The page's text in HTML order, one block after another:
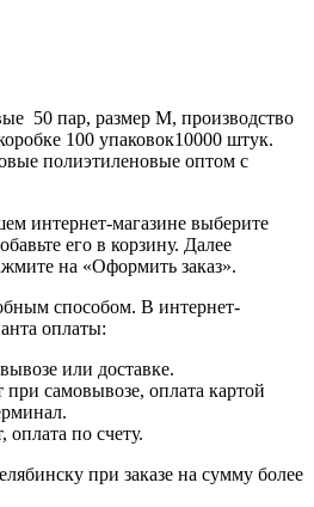
50 пар, размер М, производство
100 упаковок10000 штук.
полиэтиленовые оптом с
интернет-магазине выберите
его в корзину. Далее
на «Оформить заказ».
способом. В интернет-
оплаты:
или доставке.
при самовывозе, оплата картой
оплата по счету.
при заказе на сумму более